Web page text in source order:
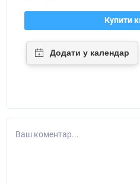
Купити
Ваш коментар...